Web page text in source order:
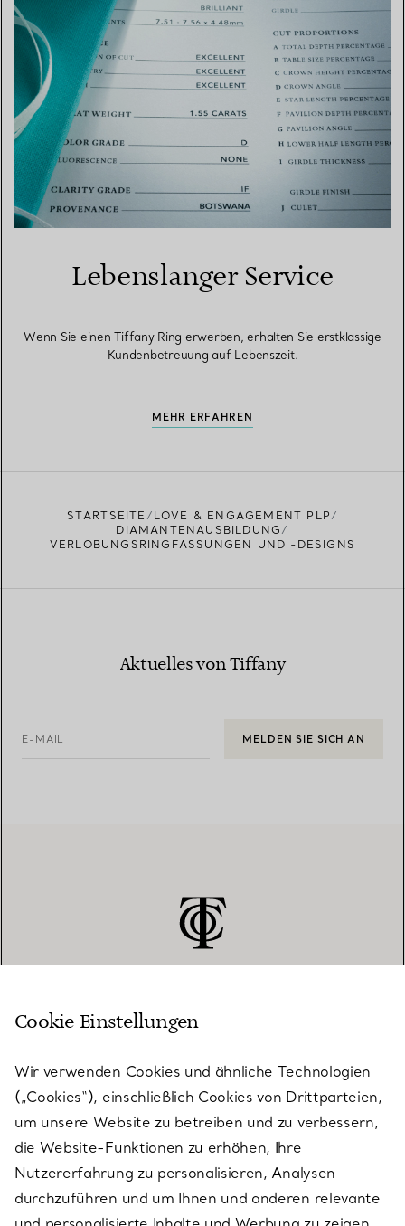
Lebenslanger Service
Wenn Sie einen Tiffany Ring erwerben, erhalten Sie erstklassige
Kundenbetreuung auf Lebenszeit.
MEHR ERFAHREN
STARTSEITE
LOVE & ENGAGEMENT PLP
DIAMANTENAUSBILDUNG
VERLOBUNGSRINGFASSUNGEN UND -DESIGNS
Aktuelles von Tiffany
E-MAIL MELDEN SIE SICH AN
KUNDENSERVICE
SERVICES
ÜBER TIFFANY & CO.
Cookie-Einstellungen
Wir verwenden Cookies und ähnliche Technologien
(„Cookies“), einschließlich Cookies von Drittparteien,
um unsere Website zu betreiben und zu verbessern,
die Website-Funktionen zu erhöhen, Ihre
Nutzererfahrung zu personalisieren, Analysen
durchzuführen und um Ihnen und anderen relevante